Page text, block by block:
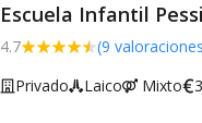
Escuela Infantil
4.7 (9
Privado Laico Mixto